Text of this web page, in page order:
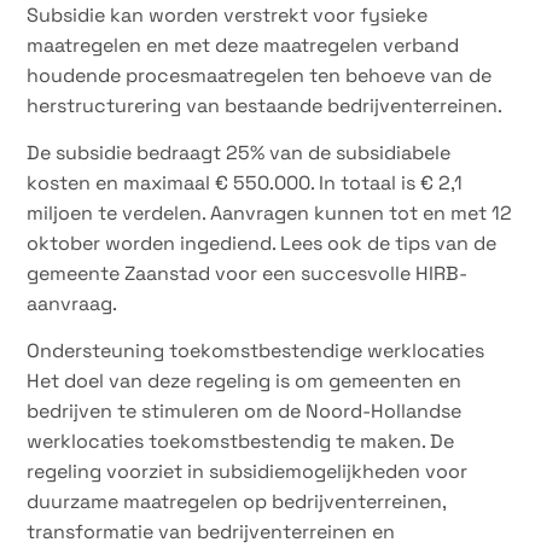
Subsidie kan worden verstrekt voor fysieke
maatregelen en met deze maatregelen verband
houdende procesmaatregelen ten behoeve van de
herstructurering van bestaande bedrijventerreinen.
De subsidie bedraagt 25% van de subsidiabele
kosten en maximaal € 550.000. In totaal is € 2,1
miljoen te verdelen. Aanvragen kunnen tot en met 12
oktober worden ingediend. Lees ook de tips van de
gemeente Zaanstad voor een succesvolle HIRB-
aanvraag.
Ondersteuning toekomstbestendige werklocaties
Het doel van deze regeling is om gemeenten en
bedrijven te stimuleren om de Noord-Hollandse
werklocaties toekomstbestendig te maken. De
regeling voorziet in subsidiemogelijkheden voor
duurzame maatregelen op bedrijventerreinen,
transformatie van bedrijventerreinen en